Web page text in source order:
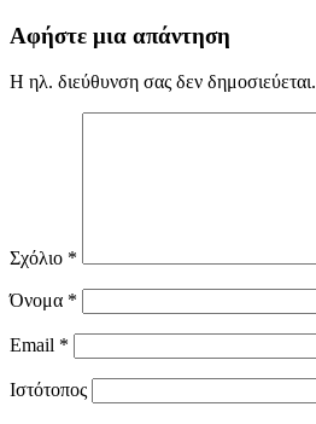
Αφήστε μια απάντηση
Η ηλ. διεύθυνση σας δεν δημοσιεύεται.
Σχόλιο *
Όνομα *
Email *
Ιστότοπος